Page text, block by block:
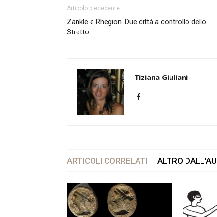
Articolo precedente
Zankle e Rhegion. Due città a controllo dello
Stretto
Tiziana Giuliani
ARTICOLI CORRELATI ALTRO